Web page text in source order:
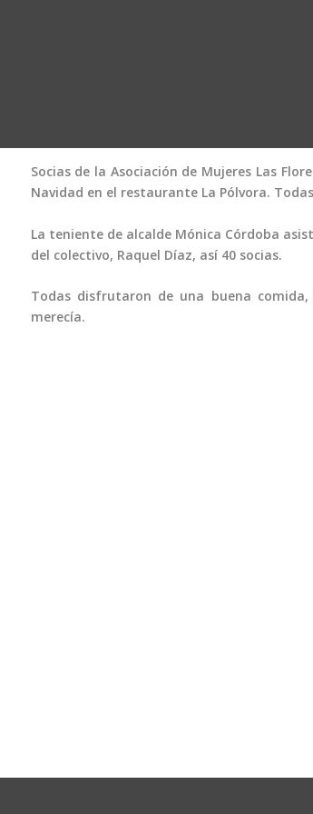
Socias de la Asociación de Mujeres Las
Navidad en el restaurante La Pólvora.
La teniente de alcalde Mónica Córdoba
del colectivo, Raquel Díaz, así 40 socias.
Todas disfrutaron de una buena
merecía.